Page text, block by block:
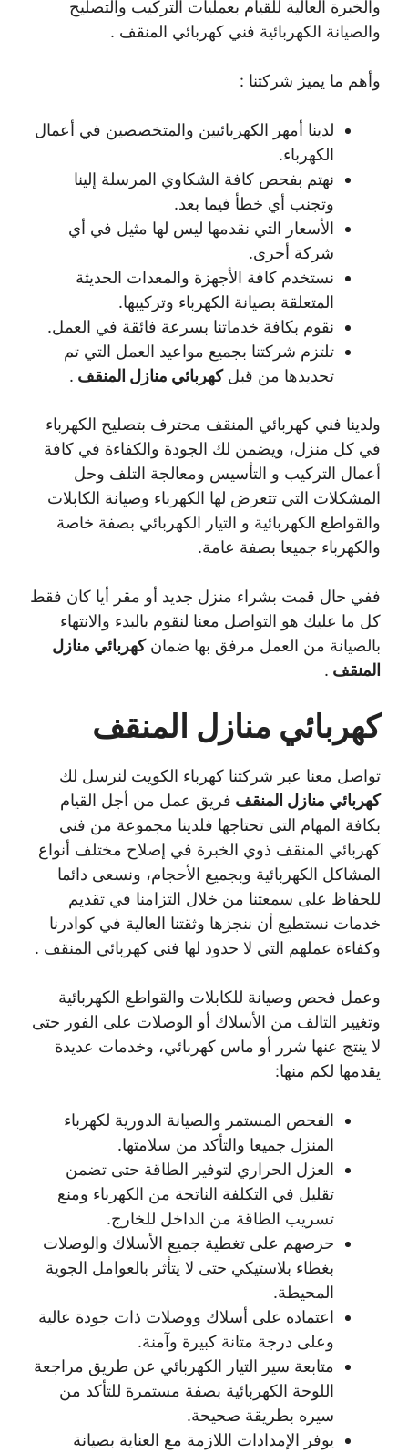
والخبرة العالية للقيام بعمليات التركيب والتصليح
والصيانة الكهربائية فني كهربائي المنقف .
وأهم ما يميز شركتنا :
لدينا أمهر الكهربائيين والمتخصصين في أعمال
الكهرباء.
نهتم بفحص كافة الشكاوي المرسلة إلينا
وتجنب أي خطأ فيما بعد.
الأسعار التي نقدمها ليس لها مثيل في أي
شركة أخرى.
نستخدم كافة الأجهزة والمعدات الحديثة
المتعلقة بصيانة الكهرباء وتركيبها.
نقوم بكافة خدماتنا بسرعة فائقة في العمل.
تلتزم شركتنا بجميع مواعيد العمل التي تم
تحديدها من قبلكهربائي منازل المنقف .
ولدينا فني كهربائي المنقف محترف بتصليح الكهرباء
في كل منزل، ويضمن لك الجودة والكفاءة في كافة
أعمال التركيب و التأسيس ومعالجة التلف وحل
المشكلات التي تتعرض لها الكهرباء وصيانة الكابلات
والقواطع الكهربائية و التيار الكهربائي بصفة خاصة
والكهرباء جميعا بصفة عامة.
ففي حال قمت بشراء منزل جديد أو مقر أيا كان فقط
كل ما عليك هو التواصل معنا لنقوم بالبدء والانتهاء
بالصيانة من العمل مرفق بها ضمانكهربائي منازل
المنقف .
كهربائي منازل المنقف
تواصل معنا عبر شركتنا كهرباء الكويت لنرسل لك
كهربائي منازل المنقف فريق عمل من أجل القيام
بكافة المهام التي تحتاجها فلدينا مجموعة من فني
كهربائي المنقف ذوي الخبرة في إصلاح مختلف أنواع
المشاكل الكهربائية وبجميع الأحجام، ونسعى دائما
للحفاظ على سمعتنا من خلال التزامنا في تقديم
خدمات نستطيع أن ننجزها وثقتنا العالية في كوادرنا
وكفاءة عملهم التي لا حدود لها فني كهربائي المنقف .
وعمل فحص وصيانة للكابلات والقواطع الكهربائية
وتغيير التالف من الأسلاك أو الوصلات على الفور حتى
لا ينتج عنها شرر أو ماس كهربائي، وخدمات عديدة
يقدمها لكم منها:
الفحص المستمر والصيانة الدورية لكهرباء
المنزل جميعا والتأكد من سلامتها.
العزل الحراري لتوفير الطاقة حتى تضمن
تقليل في التكلفة الناتجة من الكهرباء ومنع
تسريب الطاقة من الداخل للخارج.
حرصهم على تغطية جميع الأسلاك والوصلات
بغطاء بلاستيكي حتى لا يتأثر بالعوامل الجوية
المحيطة.
اعتماده على أسلاك ووصلات ذات جودة عالية
وعلى درجة متانة كبيرة وآمنة.
متابعة سير التيار الكهربائي عن طريق مراجعة
اللوحة الكهربائية بصفة مستمرة للتأكد من
سيره بطريقة صحيحة.
يوفر الإمدادات اللازمة مع العناية بصيانة